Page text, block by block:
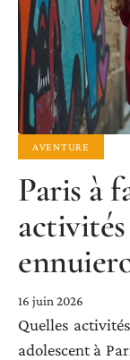
AVENTURE
Paris à
16 juin 2026
Quelles
adolescent à